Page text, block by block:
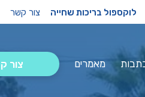
לוקספול בריכות שחייה צור קשר
מאמרים צור